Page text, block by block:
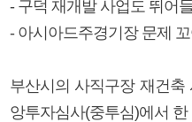
- 구덕 재개발 사업도 뛰어
- 아시아드주경기장 문제 꼬
부산시의 사직구장 재건
앙투자심사(중투심)에서